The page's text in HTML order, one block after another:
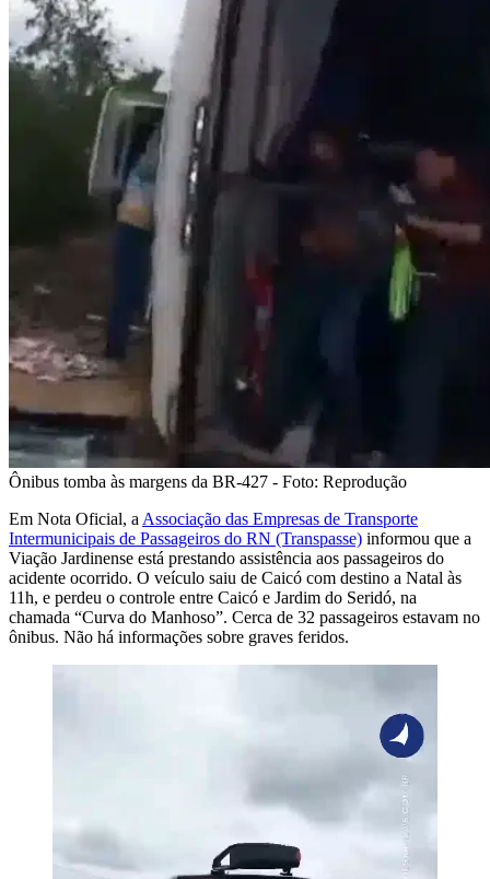
Ônibus tomba às margens da BR-427 - Foto: Reprodução
Em Nota Oficial, a Associação das Empresas de Transporte
Intermunicipais de Passageiros do RN (Transpasse) informou que a
Viação Jardinense está prestando assistência aos passageiros do
acidente ocorrido. O veículo saiu de Caicó com destino a Natal às
11h, e perdeu o controle entre Caicó e Jardim do Seridó, na
chamada “Curva do Manhoso”. Cerca de 32 passageiros estavam no
ônibus. Não há informações sobre graves feridos.